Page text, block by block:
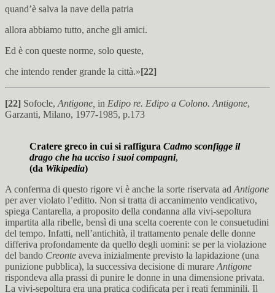
quand’è salva la nave della patria
allora abbiamo tutto, anche gli amici.
Ed è con queste norme, solo queste,
che intendo render grande la città.»[22]
[22] Sofocle, Antigone, in Edipo re. Edipo a Colono. Antigone,
Garzanti, Milano, 1977-1985, p.173
Cratere greco in cui si raffigura Cadmo sconfigge il
drago che ha ucciso i suoi compagni,
(da Wikipedia)
A conferma di questo rigore vi è anche la sorte riservata ad Antigone
per aver violato l’editto. Non si tratta di accanimento vendicativo,
spiega Cantarella, a proposito della condanna alla vivi-sepoltura
impartita alla ribelle, bensì di una scelta coerente con le consuetudini
del tempo. Infatti, nell’antichità, il trattamento penale delle donne
differiva profondamente da quello degli uomini: se per la violazione
del bando Creonte aveva inizialmente previsto la lapidazione (una
punizione pubblica), la successiva decisione di murare Antigone
rispondeva alla prassi di punire le donne in una dimensione privata.
La vivi-sepoltura era una pratica codificata per i reati femminili. Il